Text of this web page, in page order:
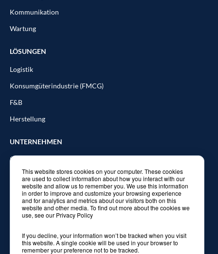
This website stores cookies on your computer. These cookies
are used to collect information about how you interact with our
website and allow us to remember you. We use this information
in order to improve and customize your browsing experience
and for analytics and metrics about our visitors both on this
website and other media. To find out more about the cookies we
use, see our Privacy Policy
If you decline, your information won’t be tracked when you visit
this website. A single cookie will be used in your browser to
remember your preference not to be tracked.
Kommunikation
Wartung
LÖSUNGEN
Logistik
Konsumgüterindustrie (FMCG)
F&B
Herstellung
UNTERNEHMEN
Über uns
Partners
Blog
Kontakt
© 2026 Balyo. Alle Rechte vorbehalten.